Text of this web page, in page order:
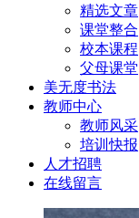
精选文章
课堂整合
校本课程
父母课堂
美无度书法
教师中心
教师风采
培训快报
人才招聘
在线留言